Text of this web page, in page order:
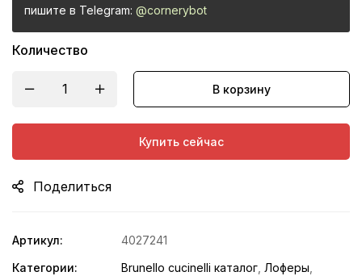
пишите в Telegram: @cornerybot
Количество
В корзину
Купить сейчас
Поделиться
Артикул:
4027241
Категории:
Brunello cucinelli каталог Лоферы